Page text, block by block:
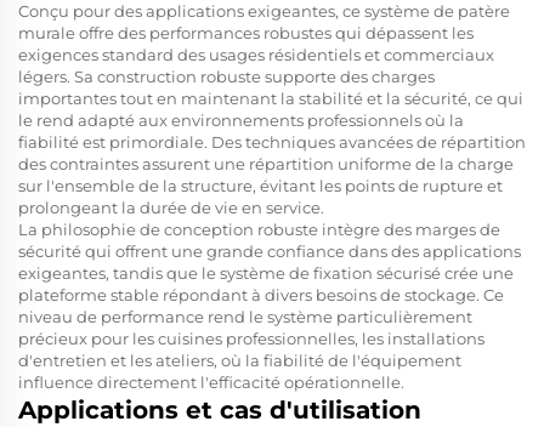
Conçu pour des applications exigeantes, ce système de patère
murale offre des performances robustes qui dépassent les
exigences standard des usages résidentiels et commerciaux
légers. Sa construction robuste supporte des charges
importantes tout en maintenant la stabilité et la sécurité, ce qui
le rend adapté aux environnements professionnels où la
fiabilité est primordiale. Des techniques avancées de répartition
des contraintes assurent une répartition uniforme de la charge
sur l'ensemble de la structure, évitant les points de rupture et
prolongeant la durée de vie en service.
La philosophie de conception robuste intègre des marges de
sécurité qui offrent une grande confiance dans des applications
exigeantes, tandis que le système de fixation sécurisé crée une
plateforme stable répondant à divers besoins de stockage. Ce
niveau de performance rend le système particulièrement
précieux pour les cuisines professionnelles, les installations
d'entretien et les ateliers, où la fiabilité de l'équipement
influence directement l'efficacité opérationnelle.
Applications et cas d'utilisation